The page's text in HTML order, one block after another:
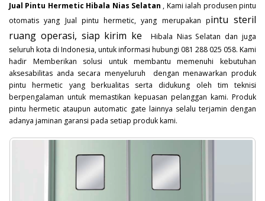
Jual Pintu Hermetic Hibala Nias Selatan , Kami ialah produsen pintu
otomatis yang Jual pintu hermetic, yang merupakan pintu steril
ruang operasi, siap kirim ke
Hibala Nias Selatan dan juga
seluruh kota di Indonesia, untuk informasi hubungi 081 288 025 058. Kami
hadir Memberikan solusi untuk membantu memenuhi kebutuhan
aksesabilitas anda secara menyeluruh dengan menawarkan produk
pintu hermetic yang berkualitas serta didukung oleh tim teknisi
berpengalaman untuk memastikan kepuasan pelanggan kami. Produk
pintu hermetic ataupun automatic gate lainnya selalu terjamin dengan
adanya jaminan garansi pada setiap produk kami.